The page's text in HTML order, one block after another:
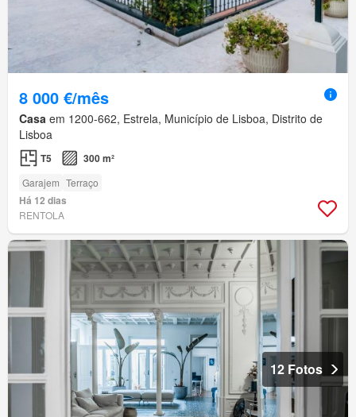
8 000 €/mês
Casa em 1200-662, Estrela, Município de Lisboa, Distrito de
Lisboa
T5 300 m²
Garajem Terraço
Há 12 dias
RENTOLA
12 Fotos